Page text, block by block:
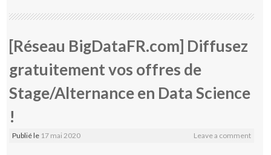
[Réseau BigDataFR.com] Diffusez
gratuitement vos offres de
Stage/Alternance en Data Science
!
Publié le 17 mai 2020 Leave a comment